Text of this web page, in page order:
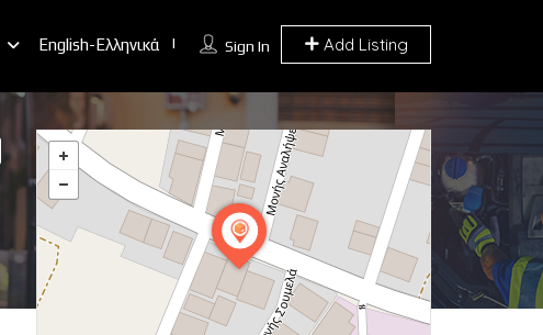
Sign In Add Listing
English-Ελληνικά